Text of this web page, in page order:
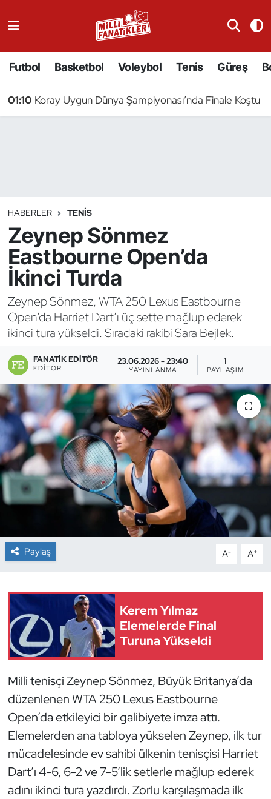
Futbol Basketbol Voleybol Tenis Güreş
01:10 Koray Uygun Dünya Şampiyonası’nda Finale Koştu
HABERLER TENIS
Zeynep Sönmez
Eastbourne Open’da
İkinci Turda
Zeynep Sönmez, WTA 250 Lexus Eastbourne
Open’da Harriet Dart’ı üç sette mağlup ederek
ikinci tura yükseldi. Sıradaki rakibi Sara Bejlek.
FANATIK EDITÖR
EDITÖR
23.06.2026 - 23:40
YAYINLANMA
1
PAYLAŞIM
Paylaş A- A+
Kerem Yılmaz
Elemelerde Final
Turuna Yükseldi
Milli tenisçi Zeynep Sönmez, Büyük Britanya’da
düzenlenen WTA 250 Lexus Eastbourne
Open’da etkileyici bir galibiyete imza attı.
Elemelerden ana tabloya yükselen Zeynep, ilk tur
mücadelesinde ev sahibi ülkenin tenisçisi Harriet
Dart’ı 4-6, 6-2 ve 7-5’lik setlerle mağlup ederek
adını ikinci tura yazdırdı. Zorlu karşılaşmada ilk
Badminton
Binicilik
Bisiklet
Bocce Bowling Dart
Boks
Briç
Buz Hokeyi
Buz Pateni
Çim Hokeyi
Cimnastik
Dağcılık
Dövüş Sanatı
E-Spor
Futbol
Futsal
Genel
Golf